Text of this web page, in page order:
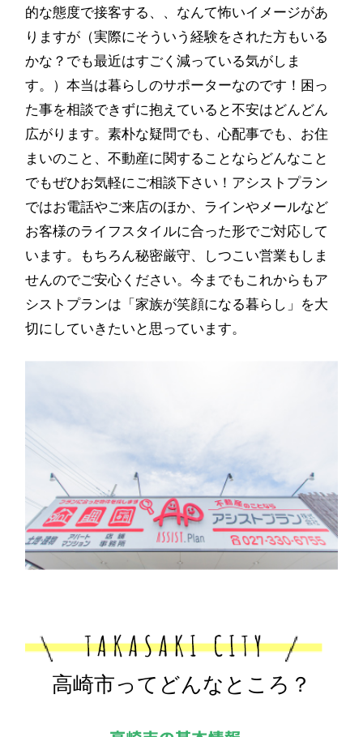
的な態度で接客する、、なんて怖いイメージがあ
りますが（実際にそういう経験をされた方もいる
かな？でも最近はすごく減っている気がしま
す。）本当は暮らしのサポーターなのです！困っ
た事を相談できずに抱えていると不安はどんどん
広がります。素朴な疑問でも、心配事でも、お住
まいのこと、不動産に関することならどんなこと
でもぜひお気軽にご相談下さい！アシストプラン
ではお電話やご来店のほか、ラインやメールなど
お客様のライフスタイルに合った形でご対応して
います。もちろん秘密厳守、しつこい営業もしま
せんのでご安心ください。今までもこれからもア
シストプランは「家族が笑顔になる暮らし」を大
切にしていきたいと思っています。
高崎市ってどんなところ？